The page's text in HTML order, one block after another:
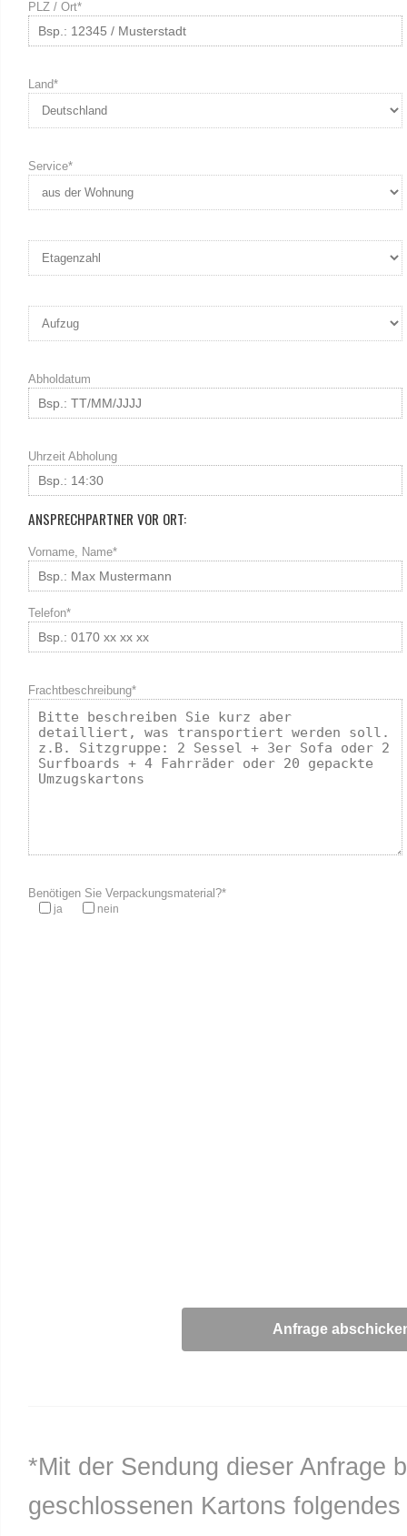
PLZ / Ort*
Land*
Service*
Abholdatum
Uhrzeit Abholung
ANSPRECHPARTNER VOR ORT:
Vorname, Name*
Telefon*
Frachtbeschreibung*
Benötigen Sie Verpackungsmaterial?*
ja nein
*Mit der Sendung dieser Anfrage
geschlossenen Kartons